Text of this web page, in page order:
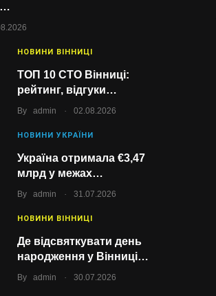
НОВИНИ ВІННИЦІ
ТОП 10 СТО Вінниці:
рейтинг, відгуки…
By admin . 02.08.2026
НОВИНИ УКРАЇНИ
Україна отримала €3,47
млрд у межах…
By admin . 31.07.2026
НОВИНИ ВІННИЦІ
Де відсвяткувати день
народження у Вінниці…
By admin . 30.07.2026